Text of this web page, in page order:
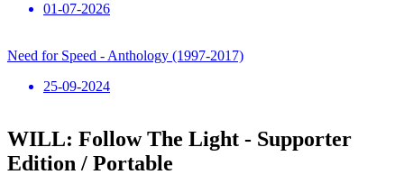
01-07-2026
Need for Speed ​​- Anthology (1997-2017)
25-09-2024
WILL: Follow The Light - Supporter
Edition / Portable